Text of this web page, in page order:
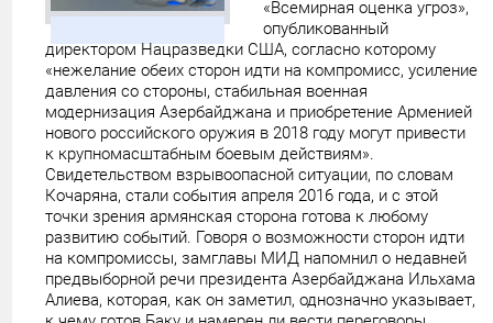
«Всемирная оценка угроз»,
опубликованный
директором Нацразведки США, согласно которому
«нежелание обеих сторон идти на компромисс, усиление
давления со стороны, стабильная военная
модернизация Азербайджана и приобретение Арменией
нового российского оружия в 2018 году могут привести
к крупномасштабным боевым действиям».
Свидетельством взрывоопасной ситуации, по словам
Кочаряна, стали события апреля 2016 года, и с этой
точки зрения армянская сторона готова к любому
развитию событий. Говоря о возможности сторон идти
на компромиссы, замглавы МИД напомнил о недавней
предвыборной речи президента Азербайджана Ильхама
Алиева, которая, как он заметил, однозначно указывает,